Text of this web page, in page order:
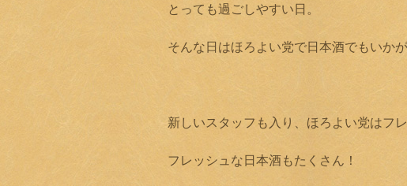
とっても過ごしやすい日。
そんな日はほろよい党で日本酒でもいか
新しいスタッフも入り、ほろよい党はフ
フレッシュな日本酒もたくさん！